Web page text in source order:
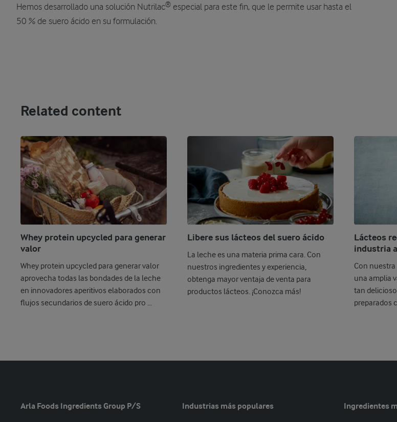
Hemos desarrollado una solución Nutrilac® especial para este fin, que le permite usar hasta el
50 % de suero ácido en su formulación.
Related content
Whey protein upcycled para generar
valor
Whey protein upcycled para generar valor
aprovecha todas las bondades de la leche
en innovadores aperitivos elaborados con
flujos secundarios de suero ácido pro ...
Libere sus lácteos del suero ácido
La leche es una materia prima cara. Con
nuestros ingredientes y experiencia,
obtenga mayor ventaja de venta para
productos lácteos. ¡Conozca más!
Lácteos
industria
Con
una amplia
tan
preparados
Arla Foods Ingredients Group P/S Industrias más populares Ingredientes